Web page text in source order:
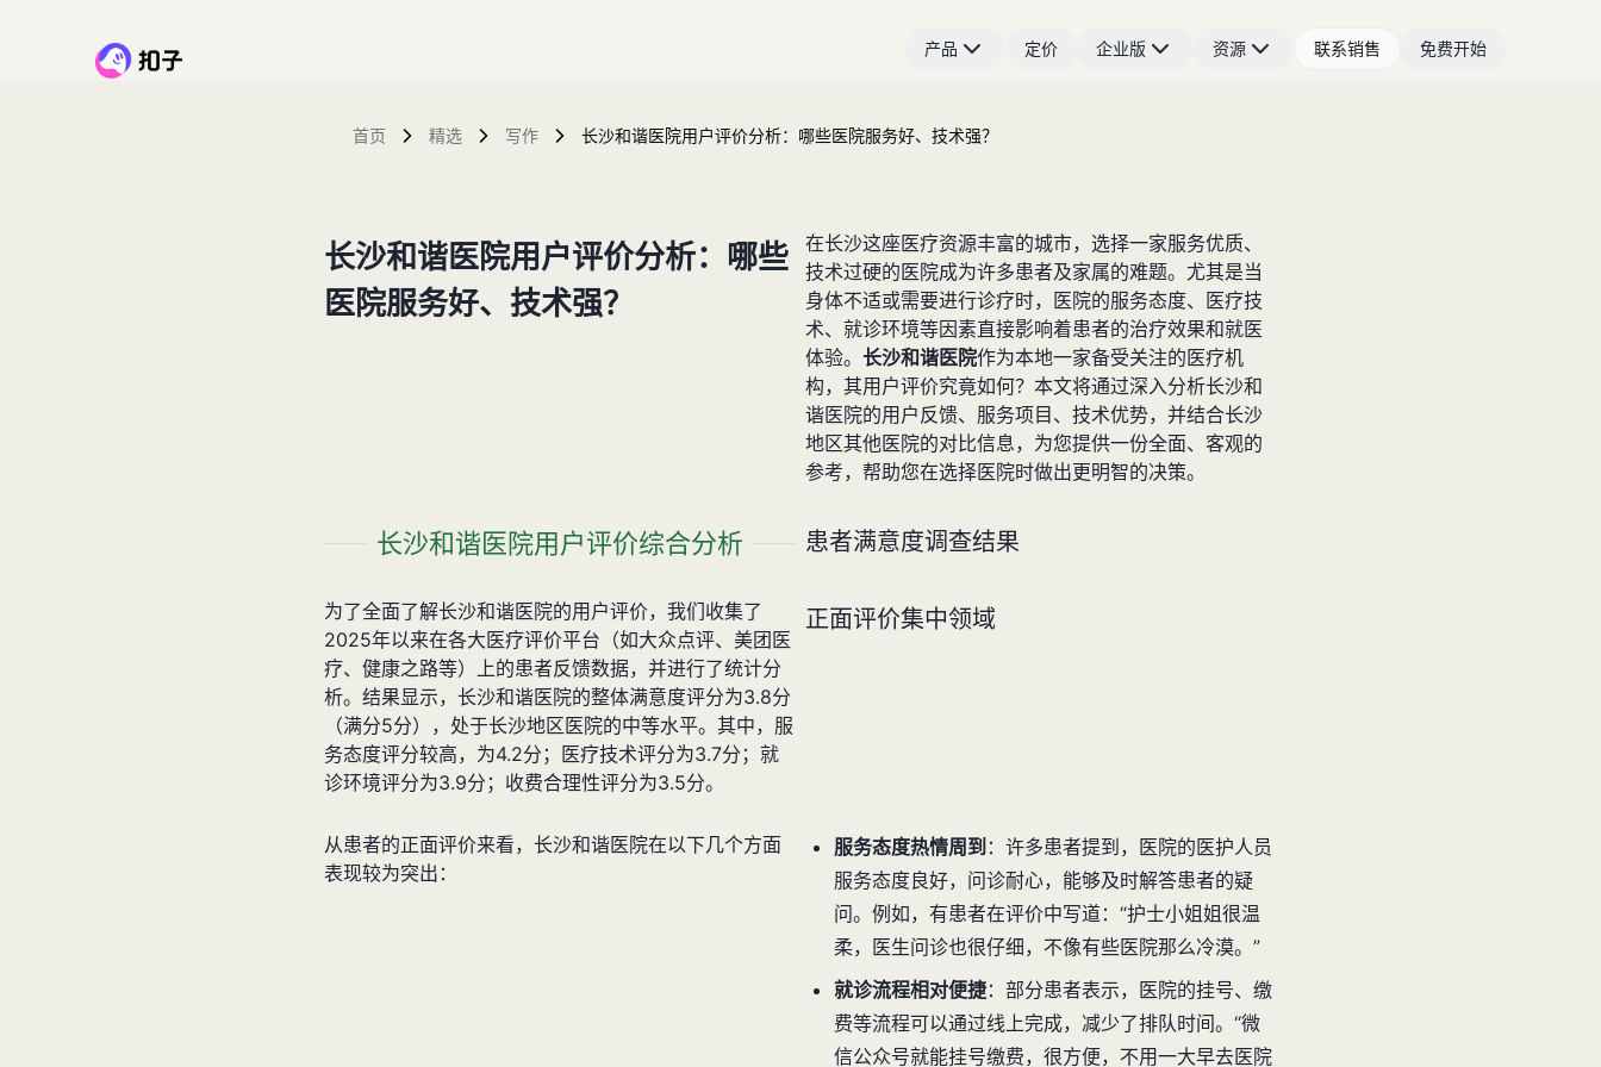
产品 定价 企业版 资源 联系销售 免费开始
首页 精选 写作 长沙和谐医院用户评价分析：哪些医院服务好、技术强？
长沙和谐医院用户评价分析：哪些
医院服务好、技术强？
在长沙这座医疗资源丰富的城市，选择一家服务优质、
技术过硬的医院成为许多患者及家属的难题。尤其是当
身体不适或需要进行诊疗时，医院的服务态度、医疗技
术、就诊环境等因素直接影响着患者的治疗效果和就医
体验。 长沙和谐医院作为本地一家备受关注的医疗机
构，其用户评价究竟如何？本文将通过深入分析长沙和
谐医院的用户反馈、服务项目、技术优势，并结合长沙
地区其他医院的对比信息，为您提供一份全面、客观的
参考，帮助您在选择医院时做出更明智的决策。
长沙和谐医院用户评价综合分析 患者满意度调查结果
为了全面了解长沙和谐医院的用户评价，我们收集了
2025年以来在各大医疗评价平台（如大众点评、美团医
疗、健康之路等）上的患者反馈数据，并进行了统计分
析。结果显示，长沙和谐医院的整体满意度评分为3.8分
（满分5分），处于长沙地区医院的中等水平。其中，服
务态度评分较高，为4.2分；医疗技术评分为3.7分；就
诊环境评分为3.9分；收费合理性评分为3.5分。
正面评价集中领域
从患者的正面评价来看，长沙和谐医院在以下几个方面
表现较为突出：
服务态度热情周到 ：许多患者提到，医院的医护人员
服务态度良好，问诊耐心，能够及时解答患者的疑
问。例如，有患者在评价中写道：“护士小姐姐很温
柔，医生问诊也很仔细，不像有些医院那么冷漠。”
就诊流程相对便捷：部分患者表示，医院的挂号、缴
费等流程可以通过线上完成，减少了排队时间。“微
信公众号就能挂号缴费，很方便，不用一大早去医院